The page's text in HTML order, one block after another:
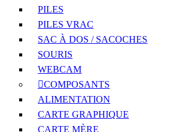
PILES
PILES VRAC
SAC À DOS / SACOCHES
SOURIS
WEBCAM
COMPOSANTS
ALIMENTATION
CARTE GRAPHIQUE
CARTE MÈRE